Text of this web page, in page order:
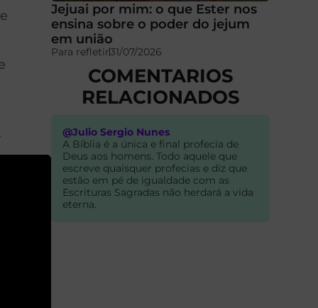
Jejuai por mim: o que Ester nos
ensina sobre o poder do jejum
em união
Para refletir31/07/2026
COMENTARIOS
RELACIONADOS
@Julio Sergio Nunes
A Bíblia é a única e final profecia de
Deus aos homens. Todo aquele que
escreve quaisquer profecias e diz que
estão em pé de igualdade com as
Escrituras Sagradas não herdará a vida
eterna.